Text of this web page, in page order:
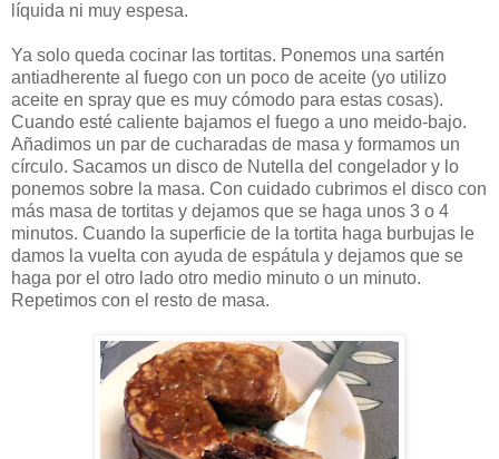
líquida ni muy espesa.
Ya solo queda cocinar las tortitas. Ponemos una sartén
antiadherente al fuego con un poco de aceite (yo utilizo
aceite en spray que es muy cómodo para estas cosas).
Cuando esté caliente bajamos el fuego a uno meido-bajo.
Añadimos un par de cucharadas de masa y formamos un
círculo. Sacamos un disco de Nutella del congelador y lo
ponemos sobre la masa. Con cuidado cubrimos el disco con
más masa de tortitas y dejamos que se haga unos 3 o 4
minutos. Cuando la superficie de la tortita haga burbujas le
damos la vuelta con ayuda de espátula y dejamos que se
haga por el otro lado otro medio minuto o un minuto.
Repetimos con el resto de masa.